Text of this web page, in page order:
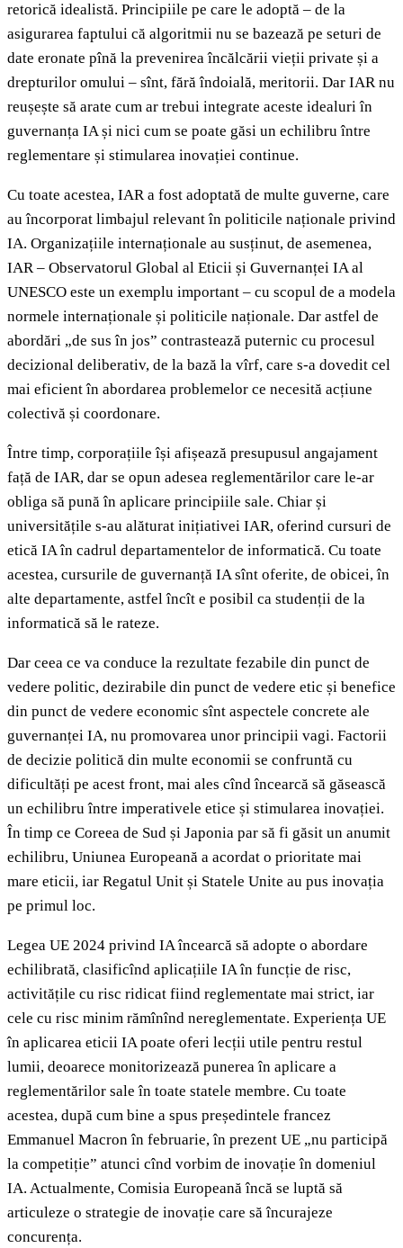
retorică idealistă. Principiile pe care le adoptă – de la
asigurarea faptului că algoritmii nu se bazează pe seturi de
date eronate pînă la prevenirea încălcării vieții private și a
drepturilor omului – sînt, fără îndoială, meritorii. Dar IAR nu
reușește să arate cum ar trebui integrate aceste idealuri în
guvernanța IA și nici cum se poate găsi un echilibru între
reglementare și stimularea inovației continue.
Cu toate acestea, IAR a fost adoptată de multe guverne, care
au încorporat limbajul relevant în politicile naționale privind
IA. Organizațiile internaționale au susținut, de asemenea,
IAR – Observatorul Global al Eticii și Guvernanței IA al
UNESCO este un exemplu important – cu scopul de a modela
normele internaționale și politicile naționale. Dar astfel de
abordări „de sus în jos” contrastează puternic cu procesul
decizional deliberativ, de la bază la vîrf, care s-a dovedit cel
mai eficient în abordarea problemelor ce necesită acțiune
colectivă și coordonare.
Între timp, corporațiile își afișează presupusul angajament
față de IAR, dar se opun adesea reglementărilor care le-ar
obliga să pună în aplicare principiile sale. Chiar și
universitățile s-au alăturat inițiativei IAR, oferind cursuri de
etică IA în cadrul departamentelor de informatică. Cu toate
acestea, cursurile de guvernanță IA sînt oferite, de obicei, în
alte departamente, astfel încît e posibil ca studenții de la
informatică să le rateze.
Dar ceea ce va conduce la rezultate fezabile din punct de
vedere politic, dezirabile din punct de vedere etic și benefice
din punct de vedere economic sînt aspectele concrete ale
guvernanței IA, nu promovarea unor principii vagi. Factorii
de decizie politică din multe economii se confruntă cu
dificultăți pe acest front, mai ales cînd încearcă să găsească
un echilibru între imperativele etice și stimularea inovației.
În timp ce Coreea de Sud și Japonia par să fi găsit un anumit
echilibru, Uniunea Europeană a acordat o prioritate mai
mare eticii, iar Regatul Unit și Statele Unite au pus inovația
pe primul loc.
Legea UE 2024 privind IA încearcă să adopte o abordare
echilibrată, clasificînd aplicațiile IA în funcție de risc,
activitățile cu risc ridicat fiind reglementate mai strict, iar
cele cu risc minim rămînînd nereglementate. Experiența UE
în aplicarea eticii IA poate oferi lecții utile pentru restul
lumii, deoarece monitorizează punerea în aplicare a
reglementărilor sale în toate statele membre. Cu toate
acestea, după cum bine a spus președintele francez
Emmanuel Macron în februarie, în prezent UE „nu participă
la competiție” atunci cînd vorbim de inovație în domeniul
IA. Actualmente, Comisia Europeană încă se luptă să
articuleze o strategie de inovație care să încurajeze
concurența.